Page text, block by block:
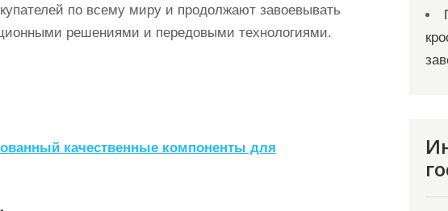
по всему миру и продолжают завоевывать
решениями и передовыми технологиями.
качественные компоненты для